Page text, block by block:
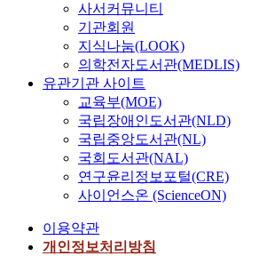
사서커뮤니티
기관회원
지식나눔(LOOK)
의학전자도서관(MEDLIS)
유관기관 사이트
교육부(MOE)
국립장애인도서관(NLD)
국립중앙도서관(NL)
국회도서관(NAL)
연구윤리정보포털(CRE)
사이언스온 (ScienceON)
이용약관
개인정보처리방침